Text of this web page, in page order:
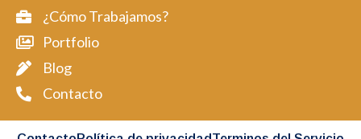
¿Cómo Trabajamos?
Portfolio
Blog
Contacto